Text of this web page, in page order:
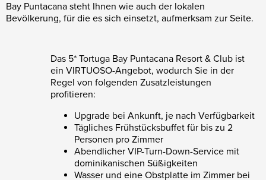
Bay Puntacana steht Ihnen wie auch der lokalen
Bevölkerung, für die es sich einsetzt, aufmerksam zur Seite.
Das 5* Tortuga Bay Puntacana Resort & Club ist
ein VIRTUOSO-Angebot, wodurch Sie in der
Regel von folgenden Zusatzleistungen
profitieren:
Upgrade bei Ankunft, je nach Verfügbarkeit
Tägliches Frühstücksbuffet für bis zu 2
Personen pro Zimmer
Abendlicher VIP-Turn-Down-Service mit
dominikanischen Süßigkeiten
Wasser und eine Obstplatte im Zimmer bei